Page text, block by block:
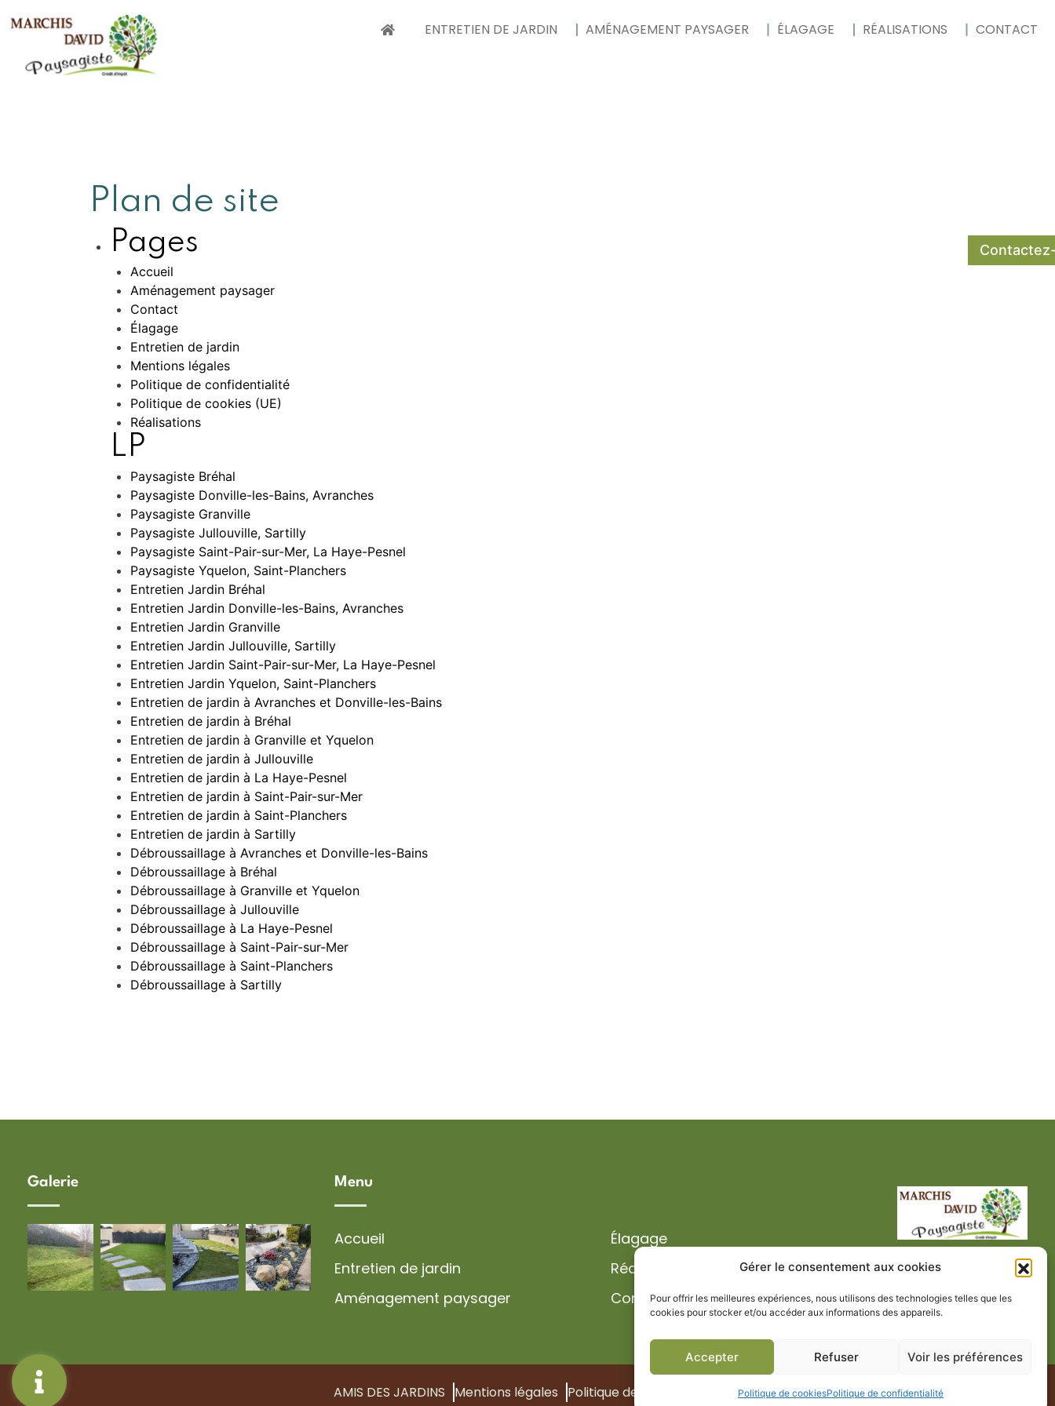
Gérer le consentement aux cookies
Pour offrir les meilleures expériences, nous utilisons des technologies telles que les
cookies pour stocker et/ou accéder aux informations des appareils.
Accepter Refuser Voir les préférences
Politique de cookiesPolitique de confidentialité
ENTRETIEN DE JARDIN AMÉNAGEMENT PAYSAGER ÉLAGAGE RÉALISATIONS CONTACT
Plan de site
Pages
Accueil
Aménagement paysager
Contact
Élagage
Entretien de jardin
Mentions légales
Politique de confidentialité
Politique de cookies (UE)
Réalisations
LP
Paysagiste Bréhal
Paysagiste Donville-les-Bains, Avranches
Paysagiste Granville
Paysagiste Jullouville, Sartilly
Paysagiste Saint-Pair-sur-Mer, La Haye-Pesnel
Paysagiste Yquelon, Saint-Planchers
Entretien Jardin Bréhal
Entretien Jardin Donville-les-Bains, Avranches
Entretien Jardin Granville
Entretien Jardin Jullouville, Sartilly
Entretien Jardin Saint-Pair-sur-Mer, La Haye-Pesnel
Entretien Jardin Yquelon, Saint-Planchers
Entretien de jardin à Avranches et Donville-les-Bains
Entretien de jardin à Bréhal
Entretien de jardin à Granville et Yquelon
Entretien de jardin à Jullouville
Entretien de jardin à La Haye-Pesnel
Entretien de jardin à Saint-Pair-sur-Mer
Entretien de jardin à Saint-Planchers
Entretien de jardin à Sartilly
Débroussaillage à Avranches et Donville-les-Bains
Débroussaillage à Bréhal
Débroussaillage à Granville et Yquelon
Débroussaillage à Jullouville
Débroussaillage à La Haye-Pesnel
Débroussaillage à Saint-Pair-sur-Mer
Débroussaillage à Saint-Planchers
Débroussaillage à Sartilly
Galerie Menu
Accueil
Entretien de jardin
Aménagement paysager
Élagage
Réalisations
Contact
AMIS DES JARDINS Mentions légales Politique de confidentialité Plan de site